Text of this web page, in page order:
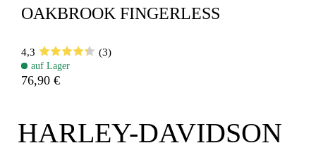
OAKBROOK FINGERLESS
4,3
(3)
auf Lager
76,90 €
HARLEY-DAVIDSON